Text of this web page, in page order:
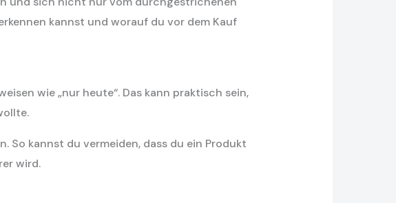
kannst und worauf du vor dem Kauf
wie „nur heute“. Das kann praktisch sein,
So kannst du vermeiden, dass du ein Produkt
wird.